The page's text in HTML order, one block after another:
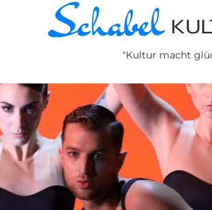
"Kultur macht